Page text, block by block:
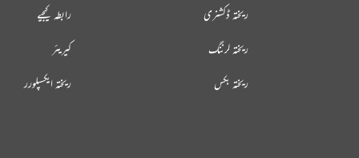
رابطہ کیجیے
کیریئر
ریختہ ایکسپلورر
ریختہ ڈکشنری
ریختہ لرننگ
ریختہ بکس